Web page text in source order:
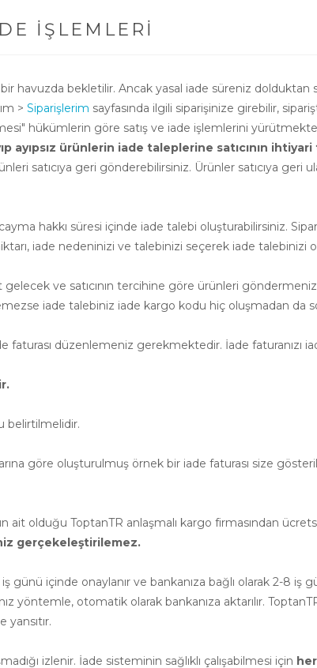
İŞLEMLERI
havuzda bekletilir. Ancak yasal iade süreniz dolduktan
> Siparişlerim sayfasında ilgili siparişinize girebilir,
hükümlerin göre satış ve iade işlemlerini
ayıpsız ürünlerin iade taleplerine satıcının
satıcıya geri gönderebilirsiniz. Ürünler satıcıya geri
hakkı süresi içinde iade talebi oluşturabilirsiniz.
iade nedeninizi ve talebinizi seçerek iade talebinizi
ve satıcının tercihine göre ürünleri
iade talebiniz iade kargo kodu hiç oluşmadan da
faturası düzenlemeniz gerekmektedir. İade faturanızı
belirtilmelidir.
göre oluşturulmuş örnek bir iade faturası size
olduğu ToptanTR anlaşmalı kargo firmasından
gerçekeleştirilemez.
günü içinde onaylanır ve bankanıza bağlı olarak 2-8
yöntemle, otomatik olarak bankanıza aktarılır.
izlenir. İade sisteminin sağlıklı çalışabilmesi için